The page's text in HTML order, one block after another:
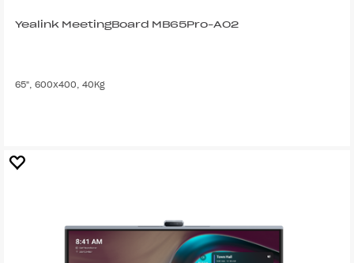
Yealink MeetingBoard MB65Pro-A02
65", 600x400, 40Kg